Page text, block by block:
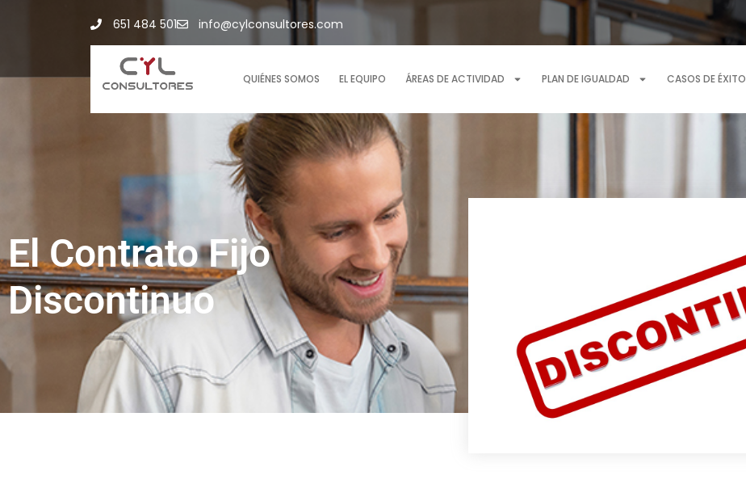
651 484 501 info@cylconsultores.com
QUIÉNES SOMOS EL EQUIPO ÁREAS DE ACTIVIDAD PLAN DE IGUALDAD CASOS DE ÉXITO
El Contrato Fijo
Discontinuo